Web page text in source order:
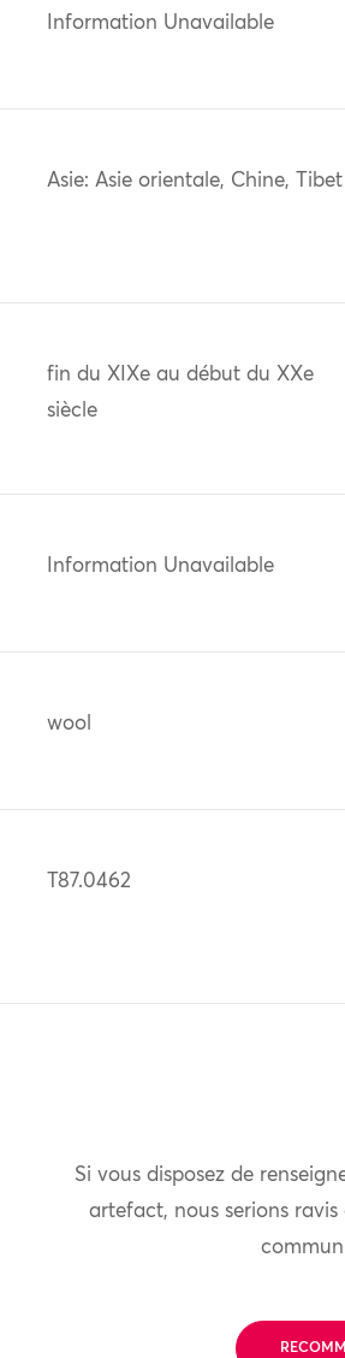
Information Unavailable
Asie: Asie orientale, Chine, Tibet
fin du XIXe au début du XXe
siècle
Information Unavailable
wool
T87.0462
Si vous disposez de
artefact, nous serions ravis